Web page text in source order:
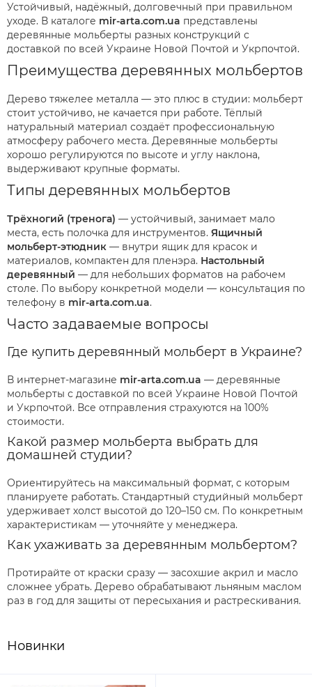
Устойчивый, надёжный, долговечный при правильном
уходе. В каталоге mir-arta.com.ua представлены
деревянные мольберты разных конструкций с
доставкой по всей Украине Новой Почтой и Укрпочтой.
Преимущества деревянных мольбертов
Дерево тяжелее металла — это плюс в студии: мольберт
стоит устойчиво, не качается при работе. Тёплый
натуральный материал создаёт профессиональную
атмосферу рабочего места. Деревянные мольберты
хорошо регулируются по высоте и углу наклона,
выдерживают крупные форматы.
Типы деревянных мольбертов
Трёхногий (тренога) — устойчивый, занимает мало
места, есть полочка для инструментов. Ящичный
мольберт-этюдник — внутри ящик для красок и
материалов, компактен для пленэра. Настольный
деревянный — для небольших форматов на рабочем
столе. По выбору конкретной модели — консультация по
телефону в mir-arta.com.ua.
Часто задаваемые вопросы
Где купить деревянный мольберт в Украине?
В интернет-магазине mir-arta.com.ua — деревянные
мольберты с доставкой по всей Украине Новой Почтой
и Укрпочтой. Все отправления страхуются на 100%
стоимости.
Какой размер мольберта выбрать для
домашней студии?
Ориентируйтесь на максимальный формат, с которым
планируете работать. Стандартный студийный мольберт
удерживает холст высотой до 120–150 см. По конкретным
характеристикам — уточняйте у менеджера.
Как ухаживать за деревянным мольбертом?
Протирайте от краски сразу — засохшие акрил и масло
сложнее убрать. Дерево обрабатывают льняным маслом
раз в год для защиты от пересыхания и растрескивания.
Новинки